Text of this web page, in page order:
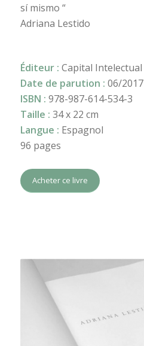
sí mismo “
Adriana Lestido
Éditeur : Capital Intelectual
Date de parution : 06/2017
ISBN : 978-987-614-534-3
Taille : 34 x 22 cm
Langue : Espagnol
96 pages
Acheter ce livre